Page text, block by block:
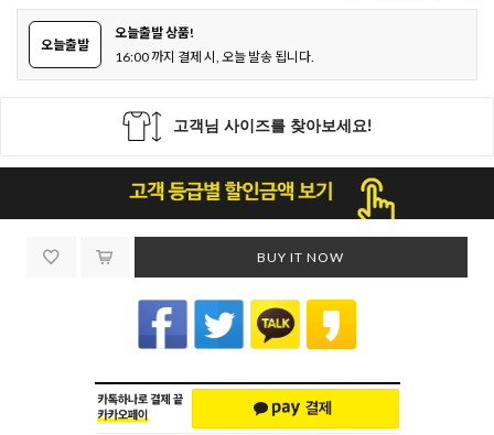
오늘출발
오늘출발 상품!
16:00 까지 결제 시, 오늘 발송 됩니다.
BUY IT NOW